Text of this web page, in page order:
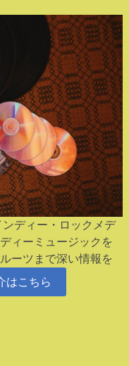
ディー・ロックメデ
ィーミュージックを
ーツまで深い情報を
はこちら